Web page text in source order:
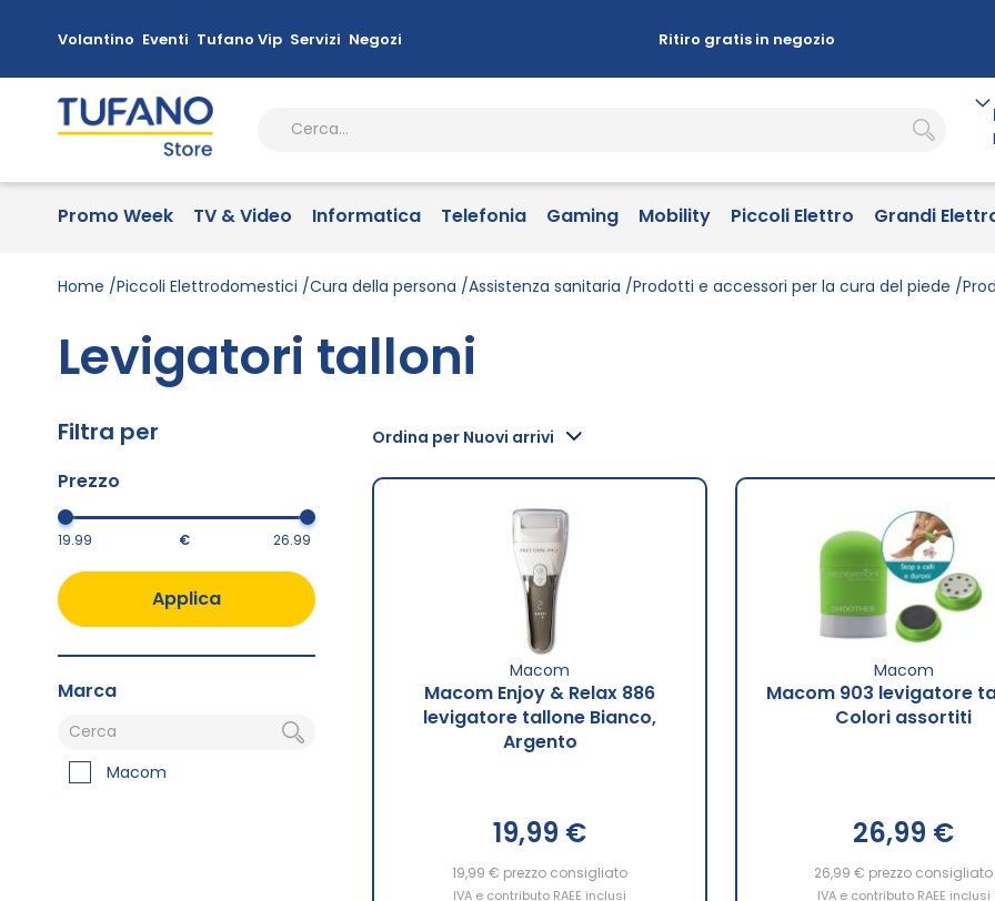
Volantino Eventi Tufano Vip Servizi Negozi Ritiro gratis in negozio
Promo Week TV & Video Informatica Telefonia Gaming Mobility Piccoli Elettro Grandi
Home Piccoli Elettrodomestici Cura della persona Assistenza sanitaria Prodotti e accessori per la cura del piede
Levigatori talloni
Ordina per Nuovi arrivi
Macom
Macom Enjoy & Relax 886
levigatore tallone Bianco,
Argento
19,99 €
19,99 € prezzo consigliato
IVA e contributo RAEE inclusi
Macom
Macom 903 levigatore
Colori assortiti
26,99 €
26,99 € prezzo consigliato
IVA e contributo RAEE inclusi
Filtra per
Prezzo
€
Applica
Marca
Macom